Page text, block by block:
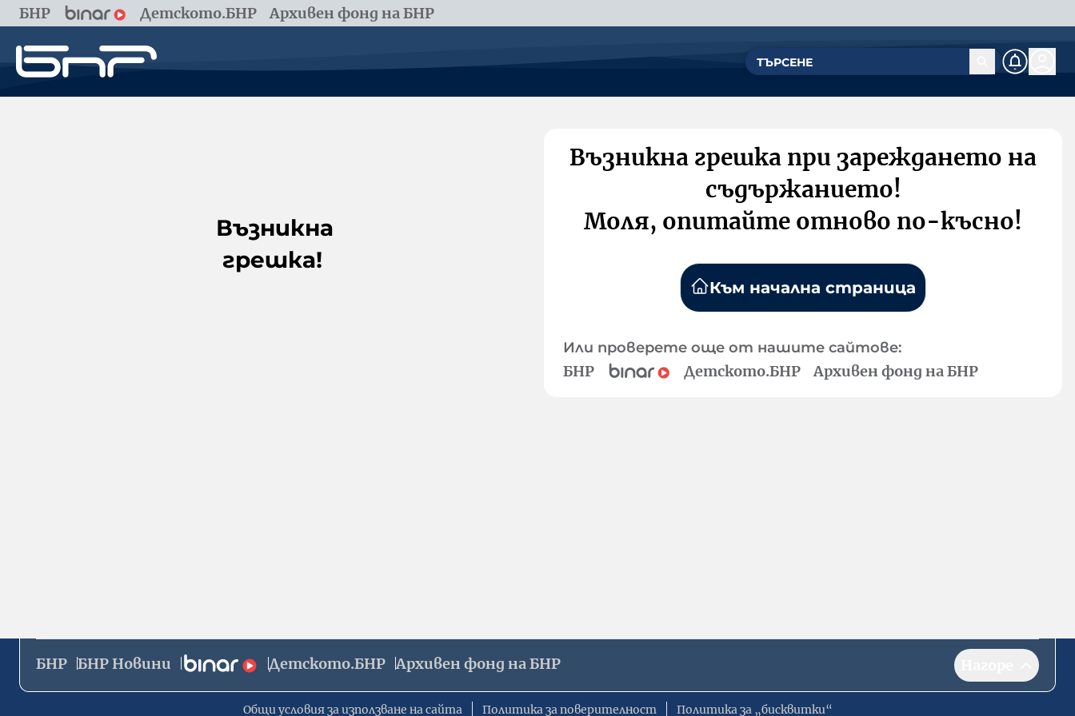
БНР Детското.БНР Архивен фонд на БНР
Възникна
грешка!
Възникна грешка при зареждането на
съдържанието!
Моля, опитайте отново по-късно!
Към начална страница
Или проверете още от нашите сайтове:
БНР Детското.БНР Архивен фонд на БНР
БНР БНР Новини Детското.БНР Архивен фонд на БНР
Общи условия за използване на сайта Политика за поверителност Политика за „бисквитки“